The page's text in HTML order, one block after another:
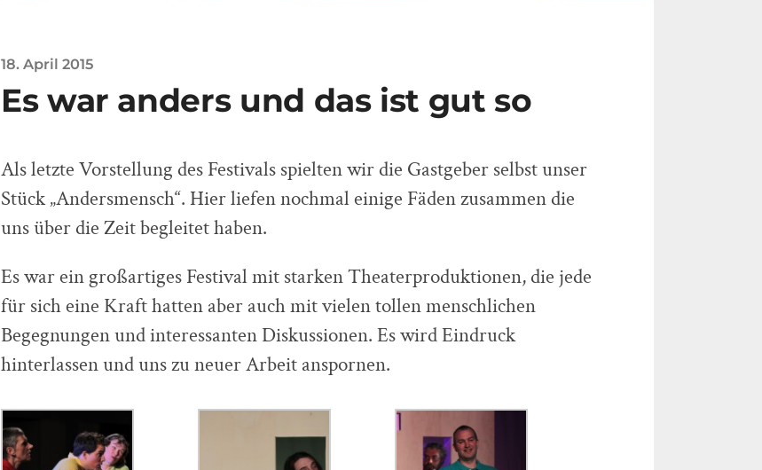
18. April 2015
Es war anders und das ist gut so
Als letzte Vorstellung des Festivals spielten wir die Gastgeber selbst unser
Stück „Andersmensch“. Hier liefen nochmal einige Fäden zusammen die
uns über die Zeit begleitet haben.
Es war ein großartiges Festival mit starken Theaterproduktionen, die jede
für sich eine Kraft hatten aber auch mit vielen tollen menschlichen
Begegnungen und interessanten Diskussionen. Es wird Eindruck
hinterlassen und uns zu neuer Arbeit anspornen.